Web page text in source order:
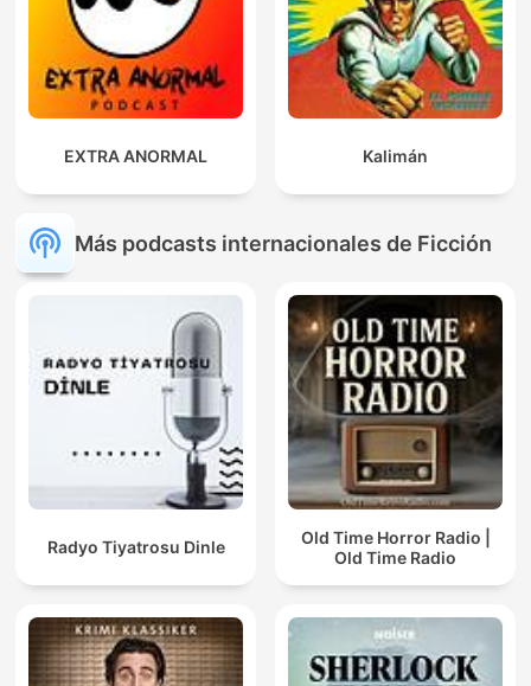
EXTRA ANORMAL Kalimán
Más podcasts internacionales de Ficción
Radyo Tiyatrosu Dinle
Old Time Horror Radio |
Old Time Radio